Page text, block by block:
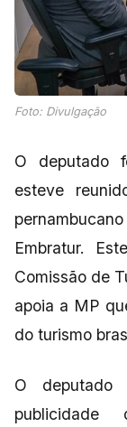
Foto: Divulgação
O deputado
esteve
Embratur.
Comissão de
apoia a MP
do turismo
O deputado